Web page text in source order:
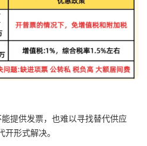
提供发票，也难以寻找替代供应
形式解决。